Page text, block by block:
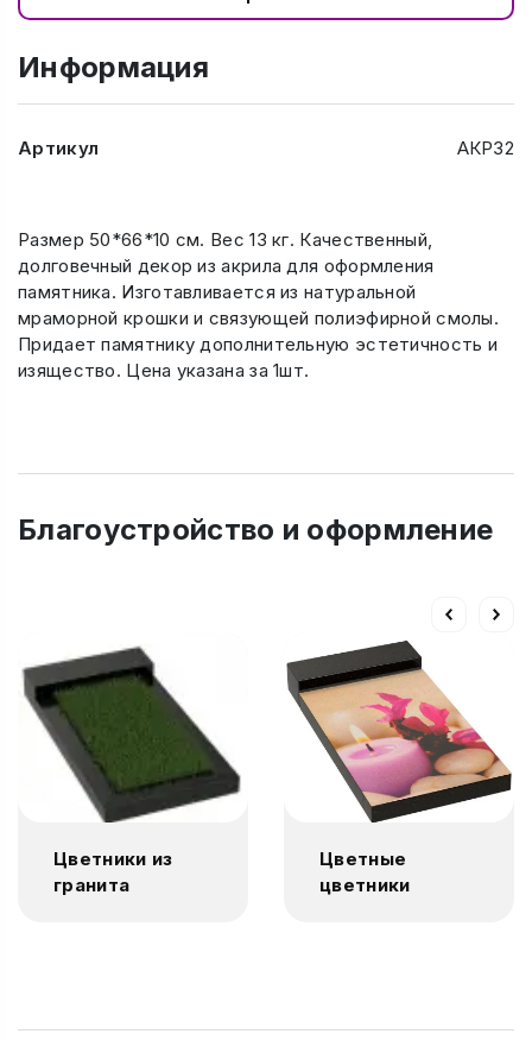
Информация
Артикул АКР32
Размер 50*66*10 см. Вес 13 кг. Качественный,
долговечный декор из акрила для оформления
памятника. Изготавливается из натуральной
мраморной крошки и связующей полиэфирной смолы.
Придает памятнику дополнительную эстетичность и
изящество. Цена указана за 1шт.
Благоустройство и оформление
Цветники из
гранита
Цветные
цветники